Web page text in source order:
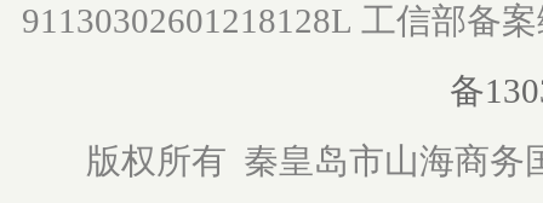
91130302601218128L 工信部备
备
版权所有 秦皇岛市山海商务